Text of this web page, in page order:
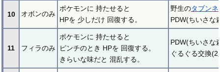
10 オボンのみ
ポケモンに 持たせると
HPを 少しだけ 回復する。
野生のタブンネ
PDW(ちいさな
11 フィラのみ
ポケモンに 持たせると
ピンチのとき HPを 回復する。
きらいな味だと 混乱する。
PDW(ちいさな
ぐるぐる交換(2